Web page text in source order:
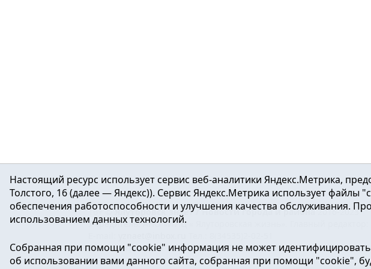
16+ ©Ялуторовск знает / Новости города и района2016-2023
Учредитель: АНО «ИИЦ « Ялуторовская жизнь». Главный редактор:
Регистрационный номер ЭЛ № ФС 77-64937 от 24.02.2016г. выдан
массовых коммуникаций.
Настоящий ресурс использует сервис веб-аналитики Яндекс.Метрика,
Толстого, 16 (далее — Яндекс)). Сервис Яндекс.Метрика использует файлы
обеспечения работоспособности и улучшения качества обслуживания.
использованием данных технологий.
Собранная при помощи "cookie" информация не может
об использовании вами данного сайта, собранная при помощи "cookie",